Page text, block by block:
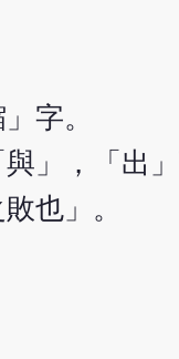
字。
」，「出
也」。